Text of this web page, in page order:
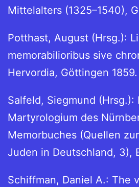
Mittelalters (1325–1540),
Potthast, August (Hrsg.):
memorabilioribus sive
Hervordia, Göttingen 1859.
Salfeld, Siegmund (Hrsg.):
Martyrologium des
Memorbuches (Quellen
Juden in Deutschland, 3),
Schiffman, Daniel A.: The